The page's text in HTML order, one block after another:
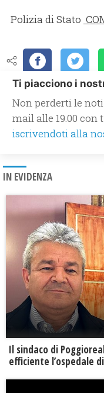
Polizia di Stato
Ti piacciono i
Non perderti le
mail alle 19.00
iscrivendoti alla
IN EVIDENZA
Il sindaco di
efficiente l’ospedale